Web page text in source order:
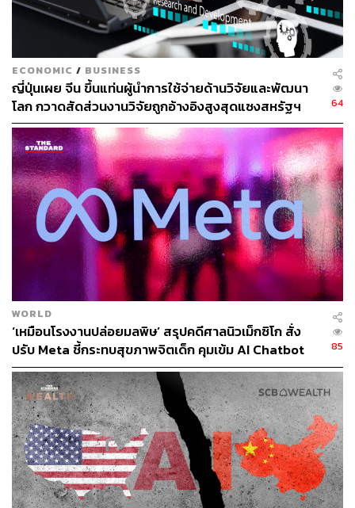
AI สึนามิแรงงาน อาชีพอะไรบ้างเสี่ยงตกงาน
ผลกระทบที่จะเกิดขึ้นอย่างเด่นชัดในอีกไม่กี่ปีข้างหน้าจะเริ่ม
เห็นตั้งแต่การผลิตทางกายภาพไปจนถึงแรงงานทางปัญญา
และการปฏิวัติ AI พร้อมที่จะส่งผลกระทบต่อแทบทุก
อุตสาหกรรม
และท้ายที่สุดจะมีบางอุตสาหกรรมที่มนุษย์ไม่สามารถ
เอาชนะ AI ได้ และจะเข้ามาทดแทนคนทำงานในสำนักงาน
อย่างรวดเร็ว เช่น งานธุรการ งานบริการลูกค้า และงาน
สร้างสรรค์คอนเทนต์
ผู้เชี่ยวชาญบางคนแนะนำว่า ผลประโยชน์ทางเศรษฐกิจของ
AI จะสร้างงานใหม่มากพอที่จะชดเชยกับงานที่สูญเสียไปอีก
ด้วย
นอกจากนี้ รายงาน The Future of Jobs Report 2025 ของ
World Economic Forum ประเมินว่า AI จะสร้างตำแหน่งงาน
เพิ่มขึ้น 78 ล้านตำแหน่ง ซึ่งมากกว่าที่จะถูก AI เข้ามา
ทดแทนภายในปี 2030 เสียอีก
แต่แม้แต่ผู้ที่เห็นต่างก็มองแง่ดีเกี่ยวกับ AI ซึ่งเห็นด้วยว่า AI จะ
สร้างการเปลี่ยนแปลงครั้งใหญ่ของการทำงานของผู้คน
ECONOMIC / BUSINESS
ญี่ปุ่นเผย จีน ขึ้นแท่นผู้นำการใช้จ่ายด้านวิจัยและพัฒนา
โลก กวาดสัดส่วนงานวิจัยถูกอ้างอิงสูงสุดแซงสหรัฐฯ
64
WORLD
‘เหมือนโรงงานปล่อยมลพิษ’ สรุปคดีศาลนิวเม็กซิโก สั่ง
ปรับ Meta ชี้กระทบสุขภาพจิตเด็ก คุมเข้ม AI Chatbot
85